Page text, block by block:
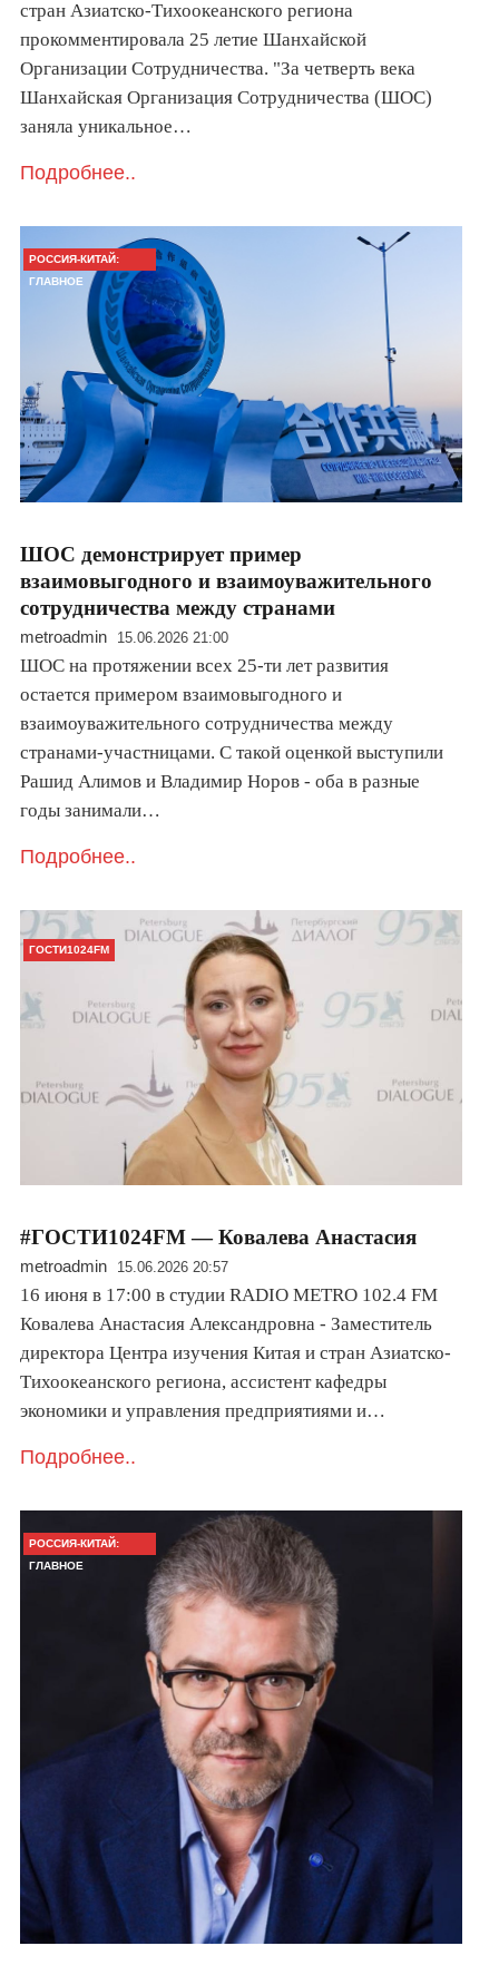
стран Азиатско-Тихоокеанского региона
прокомментировала 25 летие Шанхайской
Организации Сотрудничества. "За четверть века
Шанхайская Организация Сотрудничества (ШОС)
заняла уникальное…
Подробнее..
РОССИЯ-КИТАЙ:
ГЛАВНОЕ
ШОС демонстрирует пример
взаимовыгодного и взаимоуважительного
сотрудничества между странами
metroadmin 15.06.2026 21:00
ШОС на протяжении всех 25-ти лет развития
остается примером взаимовыгодного и
взаимоуважительного сотрудничества между
странами-участницами. С такой оценкой выступили
Рашид Алимов и Владимир Норов - оба в разные
годы занимали…
Подробнее..
ГОСТИ1024FM
#ГОСТИ1024FM — Ковалева Анастасия
metroadmin 15.06.2026 20:57
16 июня в 17:00 в студии RADIO METRO 102.4 FM
Ковалева Анастасия Александровна - Заместитель
директора Центра изучения Китая и стран Азиатско-
Тихоокеанского региона, ассистент кафедры
экономики и управления предприятиями и…
Подробнее..
РОССИЯ-КИТАЙ:
ГЛАВНОЕ